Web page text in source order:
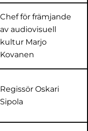
Chef för främjande
av audiovisuell
kultur Marjo
Kovanen
Regissör Oskari
Sipola